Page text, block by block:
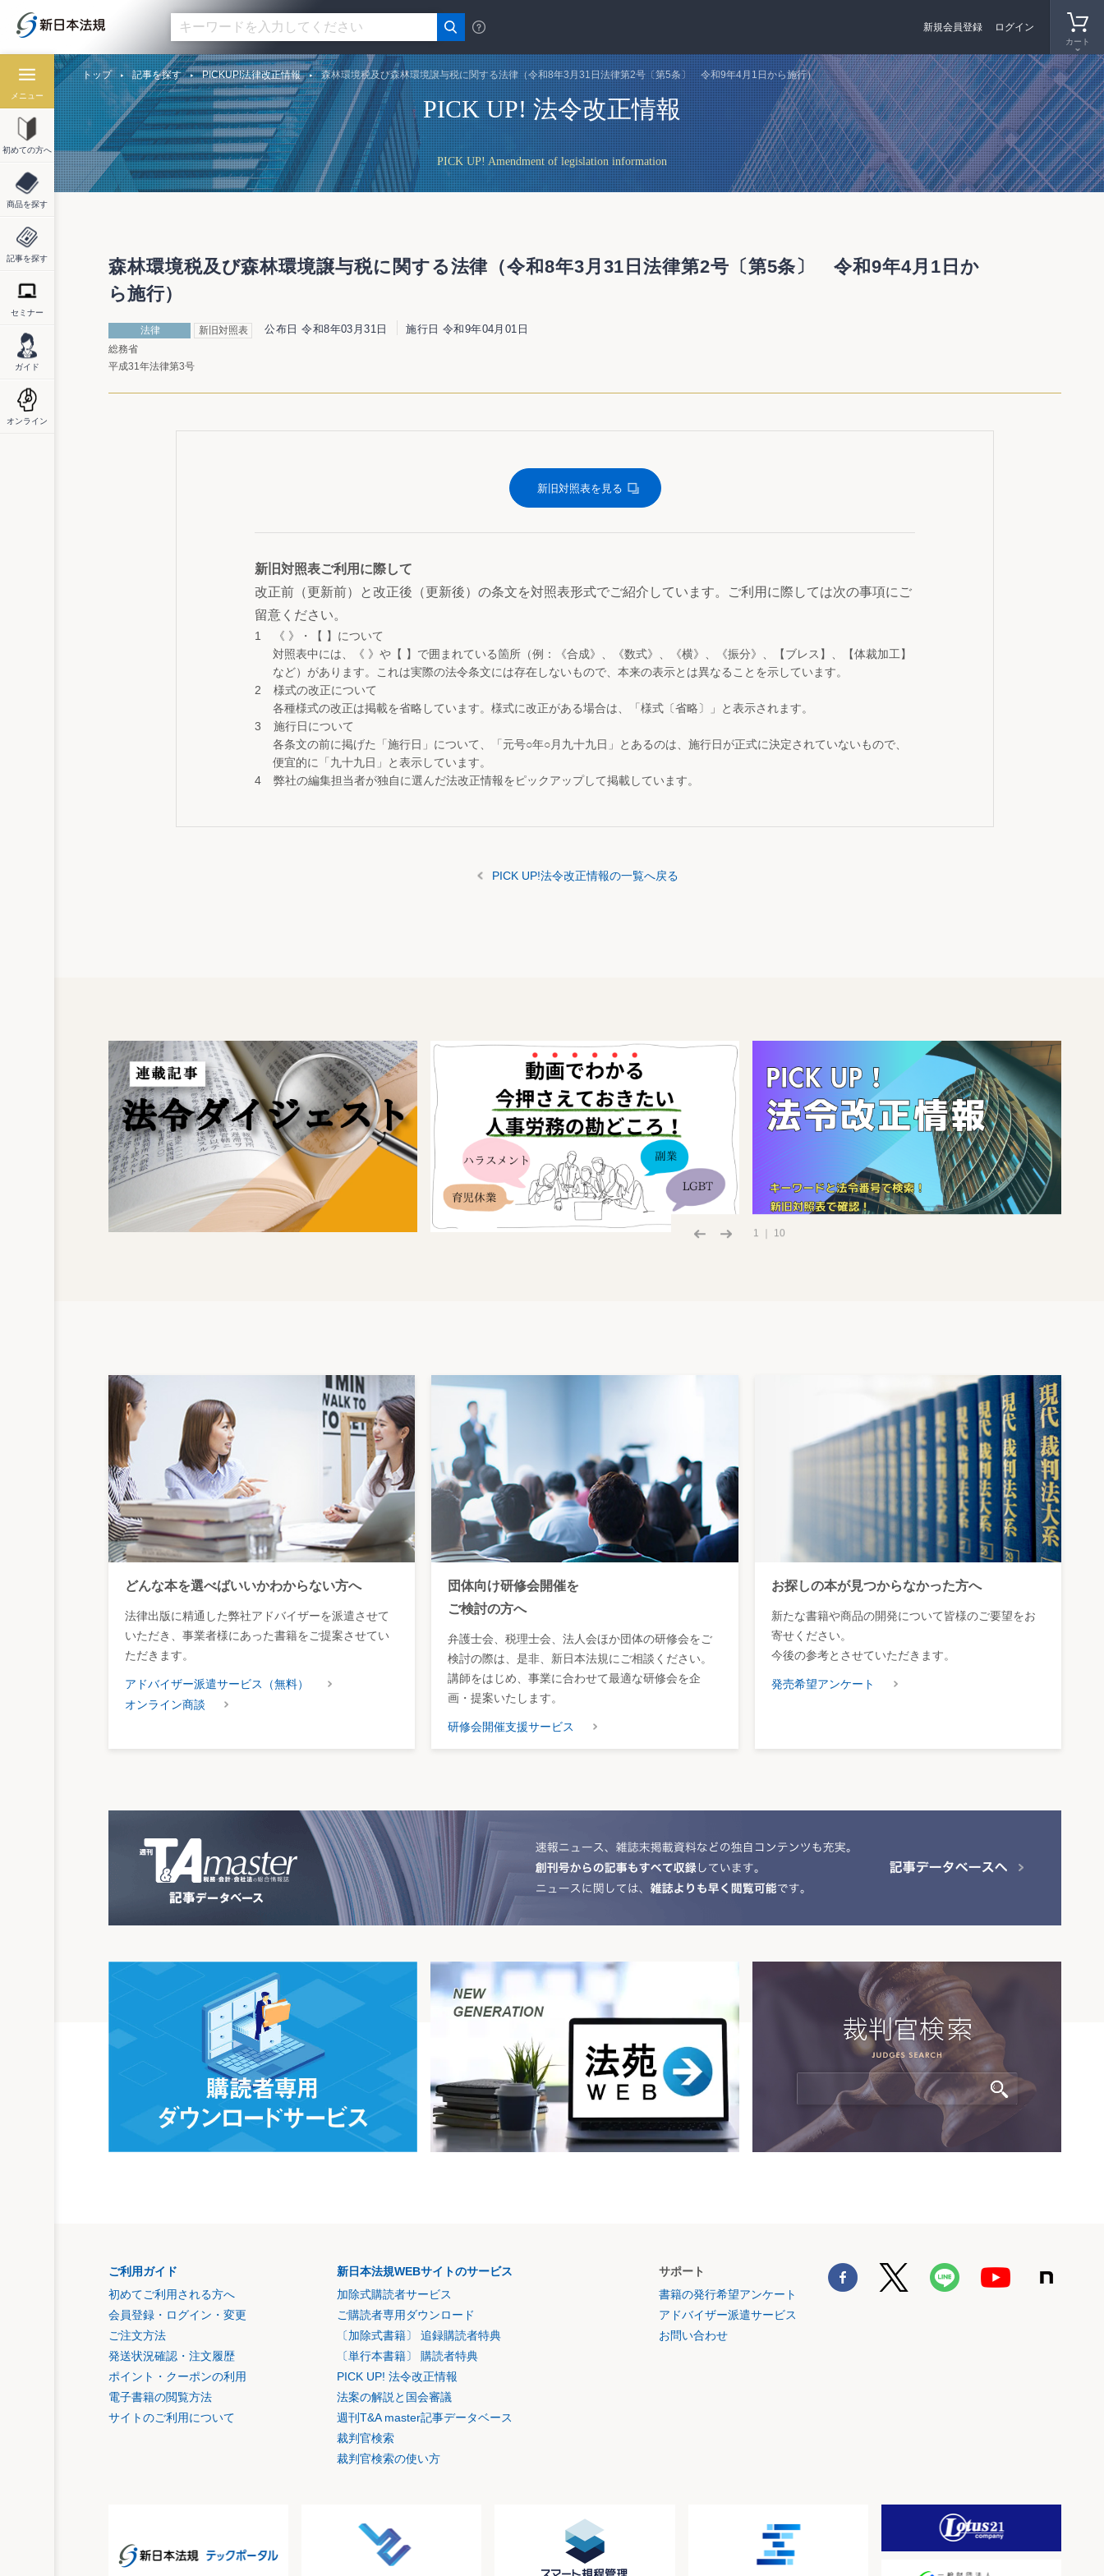
カート
新規会員登録 ログイン
メニュー
初めての方へ
商品を探す
記事を探す
セミナー
ガイド
オンライン
PICK UP! 法令改正情報
PICK UP! Amendment of legislation information
トップ 記事を探す PICKUP!法律改正情報 森林環境税及び森林環境譲与税に関する法律（令和8年3月31日法律第2号〔第5条〕 令和9年4月1日から施行）
森林環境税及び森林環境譲与税に関する法律（令和8年3月31日法律第2号〔第5条〕 令和9年4月1日か
ら施行）
法律 新旧対照表 公布日 令和8年03月31日 施行日 令和9年04月01日
総務省
平成31年法律第3号
新旧対照表を見る
新旧対照表ご利用に際して
改正前（更新前）と改正後（更新後）の条文を対照表形式でご紹介しています。ご利用に際しては次の事項にご
留意ください。
《 》・【 】について
対照表中には、《 》や【 】で囲まれている箇所（例：《合成》、《数式》、《横》、《振分》、【ブレス】、【体裁加工】
など）があります。これは実際の法令条文には存在しないもので、本来の表示とは異なることを示しています。
様式の改正について
各種様式の改正は掲載を省略しています。様式に改正がある場合は、「様式〔省略〕」と表示されます。
施行日について
各条文の前に掲げた「施行日」について、「元号○年○月九十九日」とあるのは、施行日が正式に決定されていないもので、
便宜的に「九十九日」と表示しています。
弊社の編集担当者が独自に選んだ法改正情報をピックアップして掲載しています。
PICK UP!法令改正情報の一覧へ戻る
1 ｜ 10
どんな本を選べばいいかわからない方へ
法律出版に精通した弊社アドバイザーを派遣させて
いただき、事業者様にあった書籍をご提案させてい
ただきます。
アドバイザー派遣サービス（無料）
オンライン商談
団体向け研修会開催を
ご検討の方へ
弁護士会、税理士会、法人会ほか団体の研修会をご
検討の際は、是非、新日本法規にご相談ください。
講師をはじめ、事業に合わせて最適な研修会を企
画・提案いたします。
研修会開催支援サービス
お探しの本が見つからなかった方へ
新たな書籍や商品の開発について皆様のご要望をお
寄せください。
今後の参考とさせていただきます。
発売希望アンケート
ご利用ガイド
初めてご利用される方へ
会員登録・ログイン・変更
ご注文方法
発送状況確認・注文履歴
ポイント・クーポンの利用
電子書籍の閲覧方法
サイトのご利用について
新日本法規WEBサイトのサービス
加除式購読者サービス
ご購読者専用ダウンロード
〔加除式書籍〕 追録購読者特典
〔単行本書籍〕 購読者特典
PICK UP! 法令改正情報
法案の解説と国会審議
週刊T&A master記事データベース
裁判官検索
裁判官検索の使い方
サポート
書籍の発行希望アンケート
アドバイザー派遣サービス
お問い合わせ